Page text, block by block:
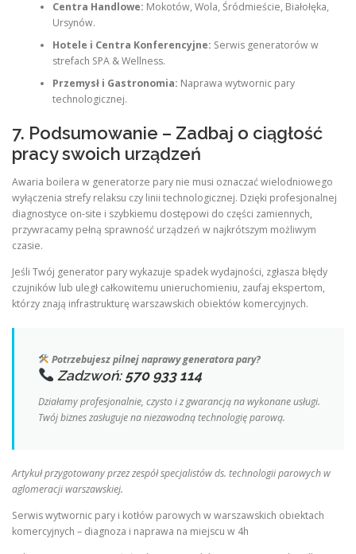
Centra Handlowe: Mokotów, Wola, Śródmieście, Białołęka,
Ursynów.
Hotele i Centra Konferencyjne: Serwis generatorów w
strefach SPA & Wellness.
Przemysł i Gastronomia: Naprawa wytwornic pary
technologicznej.
7. Podsumowanie – Zadbaj o ciągłość
pracy swoich urządzeń
Awaria boilera w generatorze pary nie musi oznaczać wielodniowego
wyłączenia strefy relaksu czy linii technologicznej. Dzięki profesjonalnej
diagnostyce on-site i szybkiemu dostępowi do części zamiennych,
przywracamy pełną sprawność urządzeń w najkrótszym możliwym
czasie.
Jeśli Twój generator pary wykazuje spadek wydajności, zgłasza błędy
czujników lub uległ całkowitemu unieruchomieniu, zaufaj ekspertom,
którzy znają infrastrukturę warszawskich obiektów komercyjnych.
Potrzebujesz pilnej naprawy generatora pary?
Zadzwoń: 570 933 114
Działamy profesjonalnie, czysto i z gwarancją na wykonane usługi.
Twój biznes zasługuje na niezawodną technologię parową.
Artykuł przygotowany przez zespół specjalistów ds. technologii parowych w
aglomeracji warszawskiej.
Serwis wytwornic pary i kotłów parowych w warszawskich obiektach
komercyjnych – diagnoza i naprawa na miejscu w 4h